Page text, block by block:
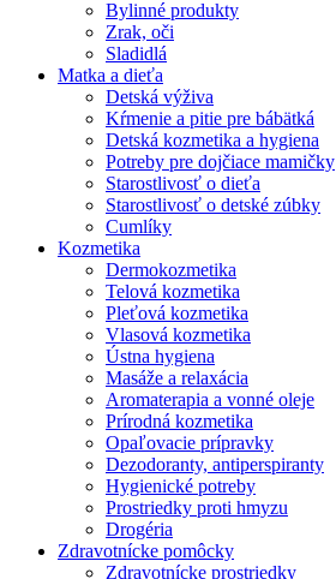
Bylinné produkty
Zrak, oči
Sladidlá
Matka a dieťa
Detská výživa
Kŕmenie a pitie pre bábätká
Detská kozmetika a hygiena
Potreby pre dojčiace mamičky
Starostlivosť o dieťa
Starostlivosť o detské zúbky
Cumlíky
Kozmetika
Dermokozmetika
Telová kozmetika
Pleťová kozmetika
Vlasová kozmetika
Ústna hygiena
Masáže a relaxácia
Aromaterapia a vonné oleje
Prírodná kozmetika
Opaľovacie prípravky
Dezodoranty, antiperspiranty
Hygienické potreby
Prostriedky proti hmyzu
Drogéria
Zdravotnícke pomôcky
Zdravotnícke prostriedky